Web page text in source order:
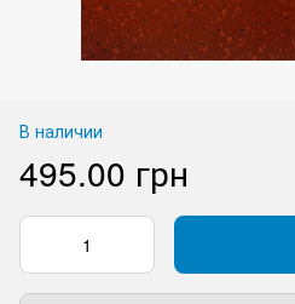
В наличии
495.00 грн